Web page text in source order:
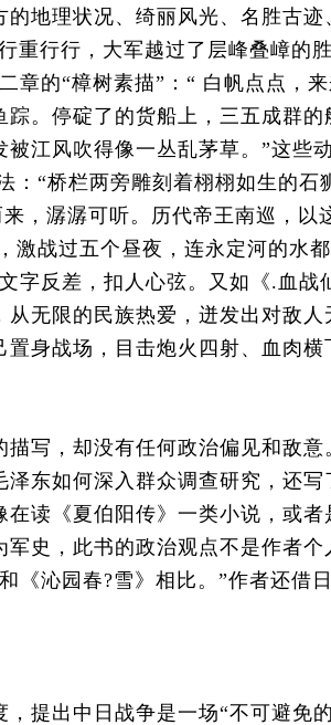
理状况、绮丽风光、名胜古迹
重行行，大军越过了层峰叠嶂
章的“樟树素描”：“ 白帆点点
踪。停碇了的货船上，三五成
江风吹得像一丛乱茅草。”这
：“桥栏两旁雕刻着栩栩如生的
，潺潺可听。历代帝王南巡，
激战过五个昼夜，连永定河的
字反差，扣人心弦。又如《.血
无限的民族热爱，迸发出对敌
身战场，目击炮火四射、血肉
，却没有任何政治偏见和敌意
东如何深入群众调查研究，还
读《夏伯阳传》一类小说，或
史，此书的政治观点不是作者
《沁园春?雪》相比。”作者还
出中日战争是一场“不可避免